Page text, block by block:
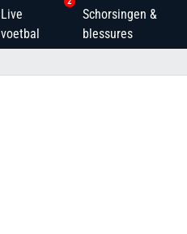
Live
voetbal
Schorsingen &
blessures